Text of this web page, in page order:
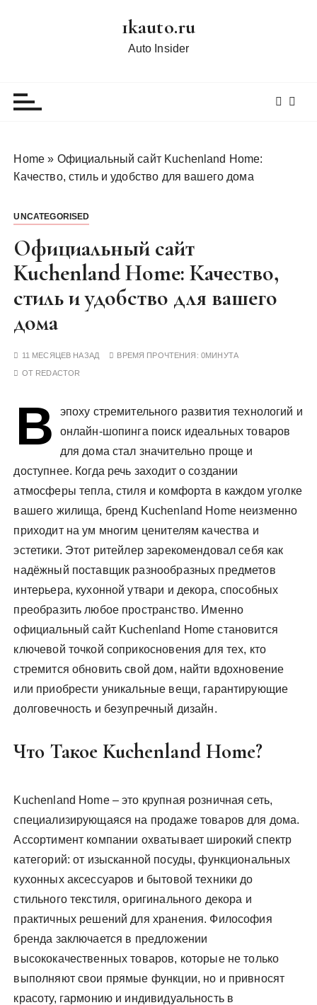
1kauto.ru
Auto Insider
Home » Официальный сайт Kuchenland Home:
Качество, стиль и удобство для вашего дома
UNCATEGORISED
Официальный сайт
Kuchenland Home: Качество,
стиль и удобство для вашего
дома
11 МЕСЯЦЕВ НАЗАД ВРЕМЯ ПРОЧТЕНИЯ: 0МИНУТА
ОТ REDACTOR
В
эпоху стремительного развития технологий и
онлайн-шопинга поиск идеальных товаров
для дома стал значительно проще и
доступнее. Когда речь заходит о создании
атмосферы тепла, стиля и комфорта в каждом уголке
вашего жилища, бренд Kuchenland Home неизменно
приходит на ум многим ценителям качества и
эстетики. Этот ритейлер зарекомендовал себя как
надёжный поставщик разнообразных предметов
интерьера, кухонной утвари и декора, способных
преобразить любое пространство. Именно
официальный сайт Kuchenland Home становится
ключевой точкой соприкосновения для тех, кто
стремится обновить свой дом, найти вдохновение
или приобрести уникальные вещи, гарантирующие
долговечность и безупречный дизайн.
Что Такое Kuchenland Home?
Kuchenland Home – это крупная розничная сеть,
специализирующаяся на продаже товаров для дома.
Ассортимент компании охватывает широкий спектр
категорий: от изысканной посуды, функциональных
кухонных аксессуаров и бытовой техники до
стильного текстиля, оригинального декора и
практичных решений для хранения. Философия
бренда заключается в предложении
высококачественных товаров, которые не только
выполняют свои прямые функции, но и привносят
красоту, гармонию и индивидуальность в